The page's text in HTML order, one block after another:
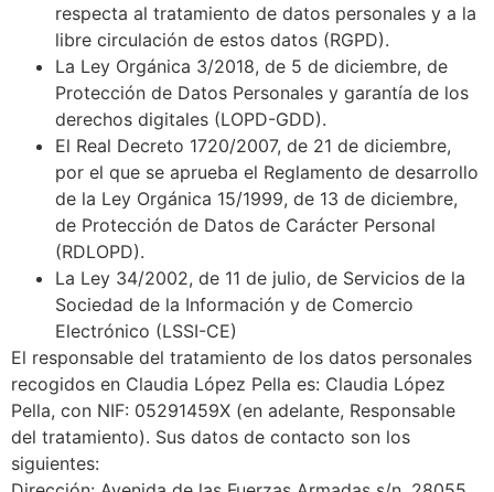
respecta al tratamiento de datos personales y a la
libre circulación de estos datos (RGPD).
La Ley Orgánica 3/2018, de 5 de diciembre, de
Protección de Datos Personales y garantía de los
derechos digitales (LOPD-GDD).
El Real Decreto 1720/2007, de 21 de diciembre,
por el que se aprueba el Reglamento de desarrollo
de la Ley Orgánica 15/1999, de 13 de diciembre,
de Protección de Datos de Carácter Personal
(RDLOPD).
La Ley 34/2002, de 11 de julio, de Servicios de la
Sociedad de la Información y de Comercio
Electrónico (LSSI-CE)
El responsable del tratamiento de los datos personales
recogidos en Claudia López Pella es: Claudia López
Pella, con NIF: 05291459X (en adelante, Responsable
del tratamiento). Sus datos de contacto son los
siguientes: